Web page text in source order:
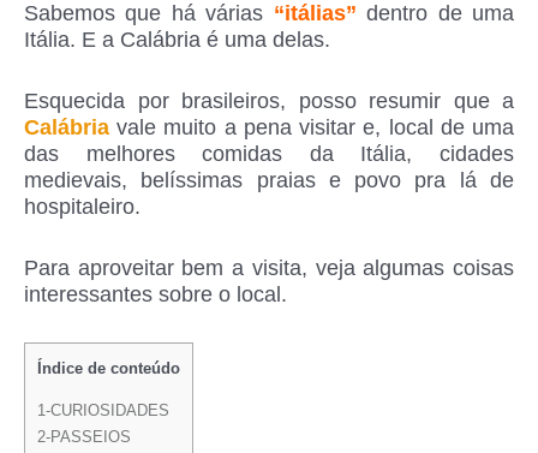
Sabemos que há várias “itálias” dentro de uma
Itália. E a Calábria é uma delas.
Esquecida por brasileiros, posso resumir que a
Calábria vale muito a pena visitar e, local de uma
das melhores comidas da Itália, cidades
medievais, belíssimas praias e povo pra lá de
hospitaleiro.
Para aproveitar bem a visita, veja algumas coisas
interessantes sobre o local.
Índice de conteúdo
1-CURIOSIDADES
2-PASSEIOS